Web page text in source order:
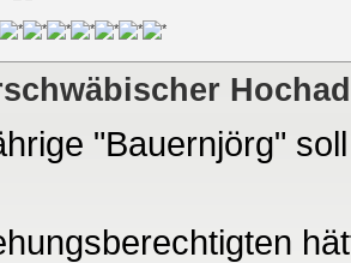
"Bauernjörg"